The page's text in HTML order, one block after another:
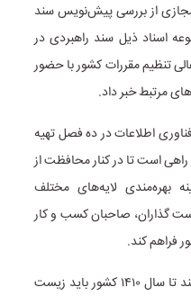
ملی فضای مجازی از بررسی پیش‌نویس سند
اسناد ذیل سند راهبردی در
تنظیم مقررات کشور با حضور
مرتبط خبر داد.
اطلاعات در ده فصل تهیه
است تا در کنار محافظت از
بهره‌مندی لایه‌های مختلف
گذاران، صاحبان کسب و کار
فراهم کند.
در افق در نظر گرفته شده برای این سند تا سال ۱۴۱۰ کشور باید زیست